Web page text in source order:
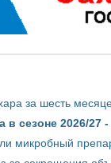
за шесть
в сезоне 2026/
микробный